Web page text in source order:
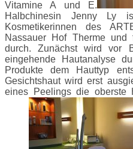
Vitamine A und E.
Halbchinesin Jenny Ly
Kosmetikerinnen des
Nassauer Hof Therme und
durch. Zunächst wird vor
eingehende Hautanalyse
Produkte dem Hauttyp
Gesichtshaut wird erst
eines Peelings die oberste